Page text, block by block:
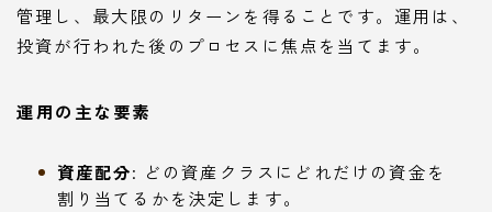
管理し、最大限のリターンを得ることです。運用は、
投資が行われた後のプロセスに焦点を当てます。
運用の主な要素
資産配分: どの資産クラスにどれだけの資金を
割り当てるかを決定します。